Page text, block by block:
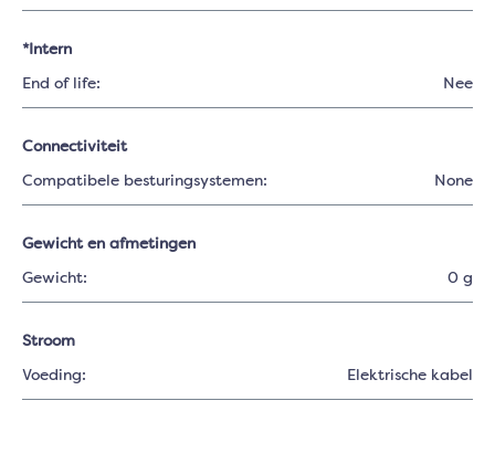
*Intern
End of life: Nee
Connectiviteit
Compatibele besturingsystemen: None
Gewicht en afmetingen
Gewicht: 0 g
Stroom
Voeding: Elektrische kabel